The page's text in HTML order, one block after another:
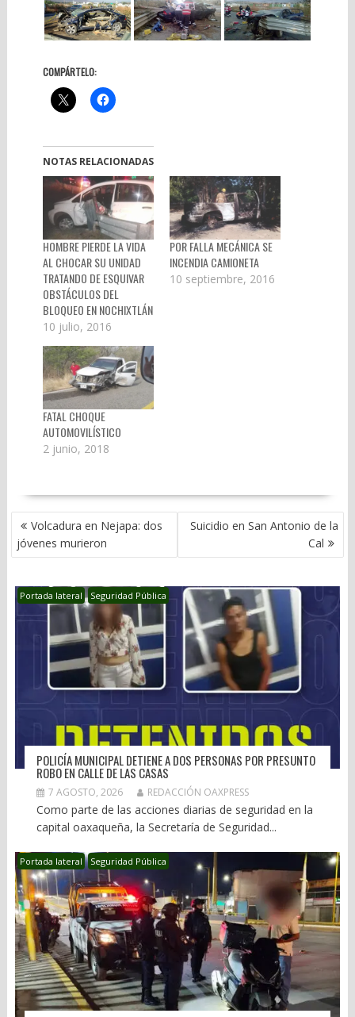
COMPÁRTELO:
NOTAS RELACIONADAS
HOMBRE PIERDE LA VIDA
AL CHOCAR SU UNIDAD
TRATANDO DE ESQUIVAR
OBSTÁCULOS DEL
BLOQUEO EN NOCHIXTLÁN
10 julio, 2016
POR FALLA MECÁNICA SE
INCENDIA CAMIONETA
10 septiembre, 2016
FATAL CHOQUE
AUTOMOVILÍSTICO
2 junio, 2018
NAVEGACIÓN
DE
ENTRADAS
Volcadura en Nejapa: dos
jóvenes murieron
Suicidio en San Antonio de la
Cal
Portada lateral Seguridad Pública
POLICÍA MUNICIPAL DETIENE A DOS PERSONAS POR PRESUNTO
ROBO EN CALLE DE LAS CASAS
7 AGOSTO, 2026 REDACCIÓN OAXPRESS
Como parte de las acciones diarias de seguridad en la
capital oaxaqueña, la Secretaría de Seguridad...
Portada lateral Seguridad Pública